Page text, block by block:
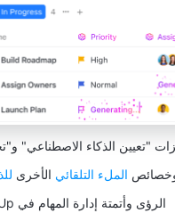
"تعيين الذكاء الاصطناعي"
الملء التلقائي الأخرى
الرؤى وأتمتة إدارة المهام في ClickUp